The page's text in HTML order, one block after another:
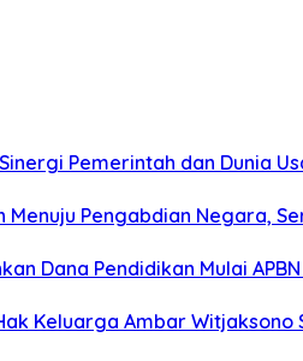
Pemerintah dan Dunia
Pengabdian Negara,
Dana Pendidikan Mulai
Keluarga Ambar Witjaksono